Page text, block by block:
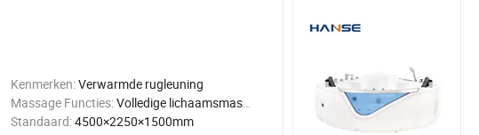
Kenmerken:Verwarmde rugleuning
Massage Functies:Volledige lichaamsmassage
Standaard:4500×2250×1500mm